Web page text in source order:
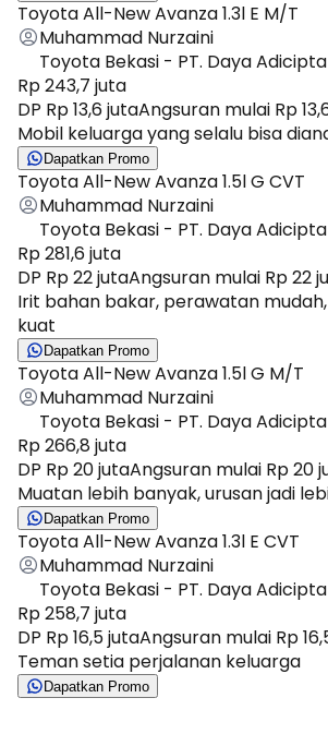
Toyota All-New Avanza 1.3l E M/T
Muhammad Nurzaini
Toyota Bekasi - PT. Daya
Rp 243,7 juta
DP Rp 13,6 jutaAngsuran mulai Rp
Mobil keluarga yang selalu bisa
Dapatkan Promo
Toyota All-New Avanza 1.5l G CVT
Muhammad Nurzaini
Toyota Bekasi - PT. Daya
Rp 281,6 juta
DP Rp 22 jutaAngsuran mulai Rp 22
Irit bahan bakar, perawatan
kuat
Dapatkan Promo
Toyota All-New Avanza 1.5l G M/T
Muhammad Nurzaini
Toyota Bekasi - PT. Daya
Rp 266,8 juta
DP Rp 20 jutaAngsuran mulai Rp 20
Muatan lebih banyak, urusan jadi
Dapatkan Promo
Toyota All-New Avanza 1.3l E CVT
Muhammad Nurzaini
Toyota Bekasi - PT. Daya
Rp 258,7 juta
DP Rp 16,5 jutaAngsuran mulai Rp
Teman setia perjalanan keluarga
Dapatkan Promo